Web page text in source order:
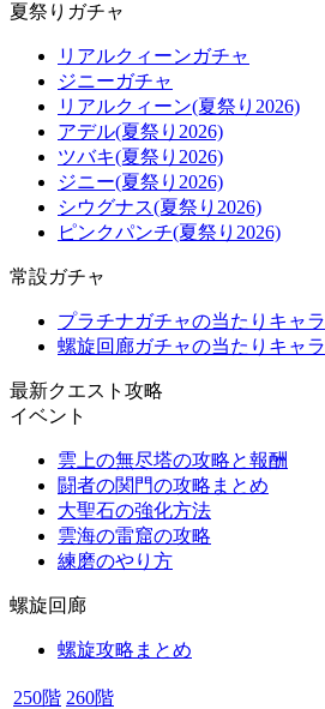
夏祭りガチャ
リアルクィーンガチャ
ジニーガチャ
リアルクィーン(夏祭り2026)
アデル(夏祭り2026)
ツバキ(夏祭り2026)
ジニー(夏祭り2026)
シウグナス(夏祭り2026)
ピンクパンチ(夏祭り2026)
常設ガチャ
プラチナガチャの当たりキャラ
螺旋回廊ガチャの当たりキャラ
最新クエスト攻略
イベント
雲上の無尽塔の攻略と報酬
闘者の関門の攻略まとめ
大聖石の強化方法
雲海の雷窟の攻略
練磨のやり方
螺旋回廊
螺旋攻略まとめ
250階 260階